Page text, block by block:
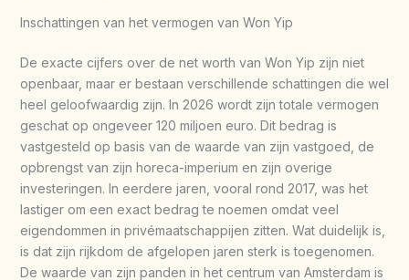
Inschattingen van het vermogen van Won Yip
De exacte cijfers over de net worth van Won Yip zijn niet
openbaar, maar er bestaan verschillende schattingen die wel
heel geloofwaardig zijn. In 2026 wordt zijn totale vermogen
geschat op ongeveer 120 miljoen euro. Dit bedrag is
vastgesteld op basis van de waarde van zijn vastgoed, de
opbrengst van zijn horeca-imperium en zijn overige
investeringen. In eerdere jaren, vooral rond 2017, was het
lastiger om een exact bedrag te noemen omdat veel
eigendommen in privémaatschappijen zitten. Wat duidelijk is,
is dat zijn rijkdom de afgelopen jaren sterk is toegenomen.
De waarde van zijn panden in het centrum van Amsterdam is